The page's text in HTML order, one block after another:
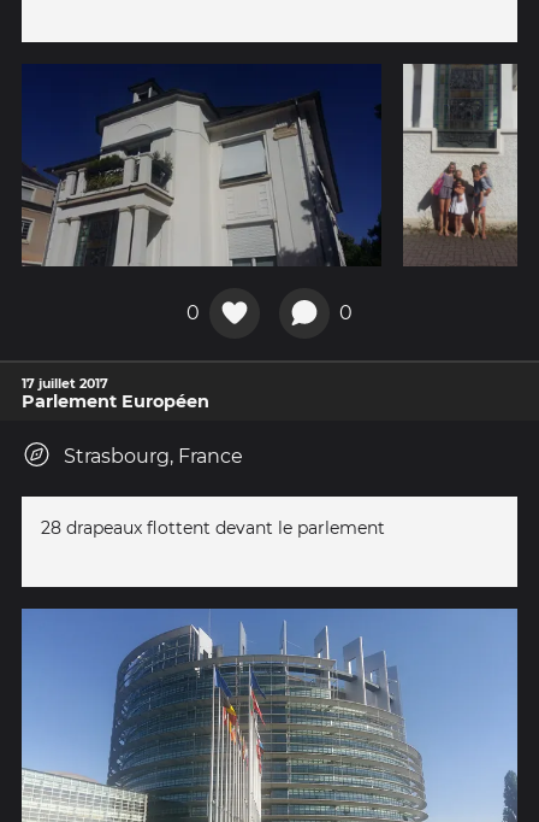
0 0
17 juillet 2017
Parlement Européen
Strasbourg, France
28 drapeaux flottent devant le parlement